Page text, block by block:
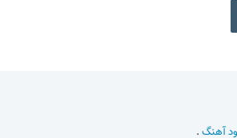
آهنگ.